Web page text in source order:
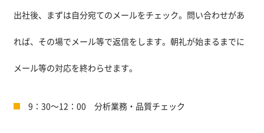
出社後、まずは自分宛てのメールをチェック。問い合わせがあ
れば、その場でメール等で返信をします。朝礼が始まるまでに
メール等の対応を終わらせます。
9：30～12：00 分析業務・品質チェック